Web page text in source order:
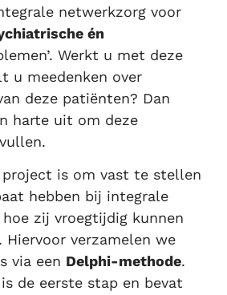
netwerkzorg voor
én
Werkt u met deze
u meedenken over
deze patiënten? Dan
harte uit om deze
is om vast te stellen
hebben bij integrale
zij vroegtijdig kunnen
Hiervoor verzamelen we
via een Delphi-methode.
de eerste stap en bevat